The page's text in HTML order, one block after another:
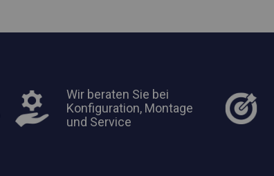
Wir beraten Sie bei
Konfiguration, Montage
und Service